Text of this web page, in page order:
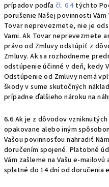
prípadov podľačl. 6.4 týchto
porušenie Našej povinnosti
Tovar neprevezmete, nie je
Vami. Ak Tovar neprevezmete
právo od Zmluvy odstúpiť z
Zmluvy. Ak sa rozhodneme
odstúpenie účinné v deň, kedy
Odstúpenie od Zmluvy nemá
škody v sume skutočných
prípadne ďalšieho nároku na
6.6 Ak je z dôvodov
opakovane alebo iným
Vašou povinnosťou nahradiť
doručením spojené. Platobné
Vám zašleme na Vašu e-
splatné do 14 dní od doručenia